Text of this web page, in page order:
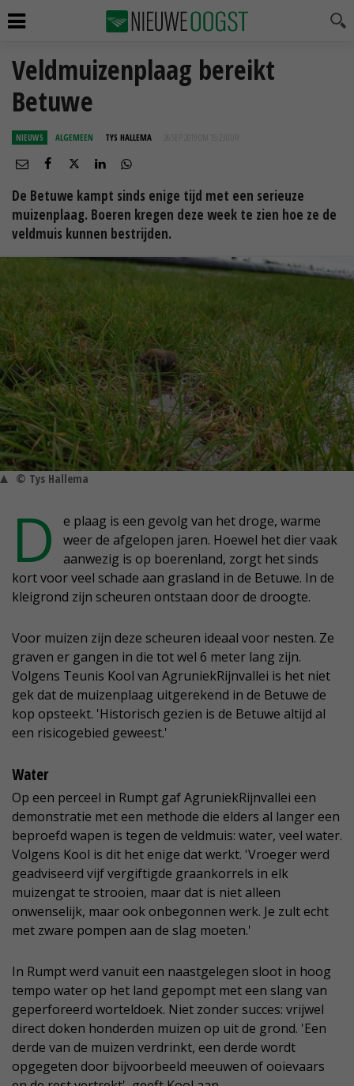
Veldmuizenplaag bereikt
Betuwe
NIEUWS ALGEMEEN TYS HALLEMA 26 SEP 2019 OM 15:23
De Betuwe kampt sinds enige tijd met een serieuze
muizenplaag. Boeren kregen deze week te zien hoe ze de
veldmuis kunnen bestrijden.
© Tys Hallema
D
e plaag is een gevolg van het droge, warme
weer de afgelopen jaren. Hoewel het dier vaak
aanwezig is op boerenland, zorgt het sinds
kort voor veel schade aan grasland in de Betuwe. In de
kleigrond zijn scheuren ontstaan door de droogte.
Voor muizen zijn deze scheuren ideaal voor nesten. Ze
graven er gangen in die tot wel 6 meter lang zijn.
Volgens Teunis Kool van AgruniekRijnvallei is het niet
gek dat de muizenplaag uitgerekend in de Betuwe de
kop opsteekt. 'Historisch gezien is de Betuwe altijd al
een risicogebied geweest.'
Water
Op een perceel in Rumpt gaf AgruniekRijnvallei een
demonstratie met een methode die elders al langer een
beproefd wapen is tegen de veldmuis: water, veel water.
Volgens Kool is dit het enige dat werkt. 'Vroeger werd
geadviseerd vijf vergiftigde graankorrels in elk
muizengat te strooien, maar dat is niet alleen
onwenselijk, maar ook onbegonnen werk. Je zult echt
met zware pompen aan de slag moeten.'
In Rumpt werd vanuit een naastgelegen sloot in hoog
tempo water op het land gepompt met een slang van
geperforeerd worteldoek. Niet zonder succes: vrijwel
direct doken honderden muizen op uit de grond. 'Een
derde van de muizen verdrinkt, een derde wordt
opgegeten door bijvoorbeeld meeuwen of ooievaars